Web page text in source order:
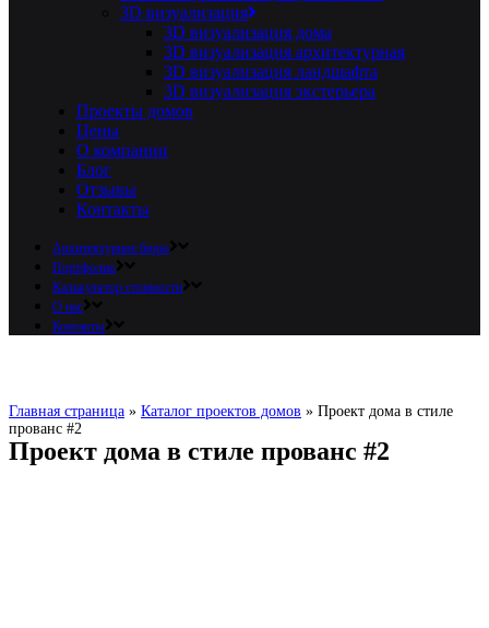
3D визуализация
3D визуализация дома
3D визуализация архитектурная
3D визуализация ландшафта
3D визуализация экстерьера
Проекты домов
Цены
О компании
Блог
Отзывы
Контакты
Архитектурное бюро
Портфолио
Калькулятор стоимости
О нас
Контакты
Главная страница » Каталог проектов домов » Проект дома в стиле
прованс #2
Проект дома в стиле прованс #2